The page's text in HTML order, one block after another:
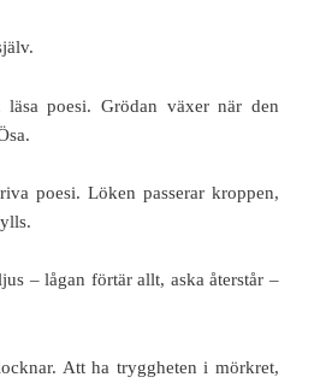
poesi. Grödan växer när den
poesi. Löken passerar kroppen,
– lågan förtär allt, aska återstår –
Att ha tryggheten i mörkret,